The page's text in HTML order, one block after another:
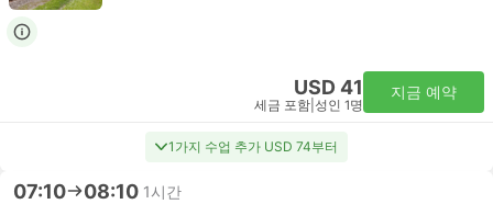
USD 41
세금 포함 성인 1명
지금 예약
1가지 수업 추가 USD 74부터
07:10 08:10 1시간